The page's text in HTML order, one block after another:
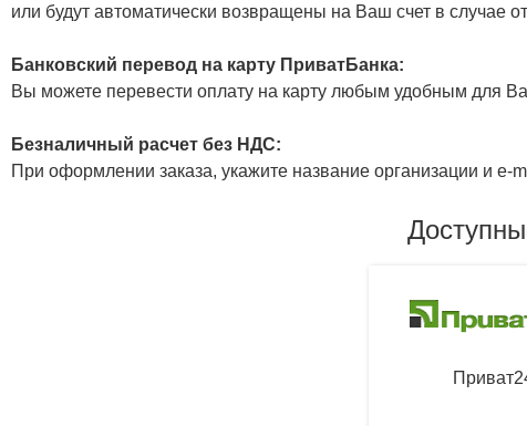
или будут автоматически возвращены на Ваш счет в случае
Банковский перевод на карту ПриватБанка:
Вы можете перевести оплату на карту любым удобным для
Безналичный расчет без НДС:
При оформлении заказа, укажите название организации и e-